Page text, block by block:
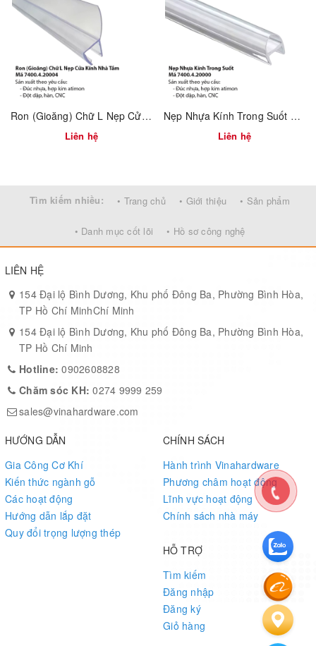
Ưu Điểm Sản Phẩm:
Tăng độ cứng và ổn định cho hệ kính
Inox 304 sáng bóng, chống oxi hóa vượt trội
Dễ dàng thi công, tháo lắp thuận tiện
Đáp ứng mọi tiêu chuẩn kỹ thuật công trình hiện đại
Ron (Gioăng) Chữ L Nẹp Cửa Kính Nhà Tắm – Mã 7400.4.20004
Liên hệ
Nẹp Nhựa Kính Trong Suốt – Mã 7400.4.20000
Liên hệ
Tìm kiếm nhiều: • Trang chủ • Giới thiệu • Sản phẩm
• Danh mục cốt lõi • Hồ sơ công nghệ
LIÊN HỆ
154 Đại lộ Bình Dương, Khu phố Đông Ba, Phường Bình Hòa,
TP Hồ Chí MinhChí Minh
154 Đại lộ Bình Dương, Khu phố Đông Ba, Phường Bình Hòa,
TP Hồ Chí Minh
Hotline:0902608828
Chăm sóc KH:0274 9999 259
sales@vinahardware.com
HƯỚNG DẪN
Gia Công Cơ Khí
Kiến thức ngành gỗ
Các hoạt động
Hướng dẫn lắp đặt
Quy đổi trọng lượng thép
CHÍNH SÁCH
Hành trình Vinahardware
Phương châm hoạt động
Lĩnh vực hoạt động
Chính sách nhà máy
HỖ TRỢ
Tìm kiếm
Đăng nhập
Đăng ký
Giỏ hàng